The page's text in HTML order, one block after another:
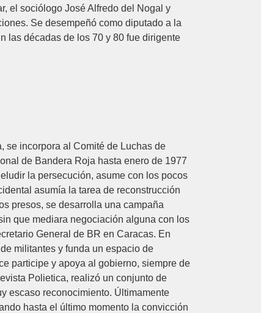
el sociólogo José Alfredo del Nogal y
Se desempeñó como diputado a la
las décadas de los 70 y 80 fue dirigente
se incorpora al Comité de Luchas de
de Bandera Roja hasta enero de 1977
la persecución, asume con los pocos
asumía la tarea de reconstrucción
presos, se desarrolla una campaña
que mediara negociación alguna con los
General de BR en Caracas. En
militantes y funda un espacio de
participe y apoya al gobierno, siempre de
Polietica, realizó un conjunto de
escaso reconocimiento. Últimamente
hasta el último momento la convicción